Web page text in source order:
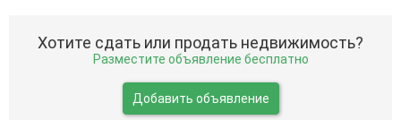
Хотите сдать или продать недвижимость?
Разместите объявление бесплатно
Добавить объявление